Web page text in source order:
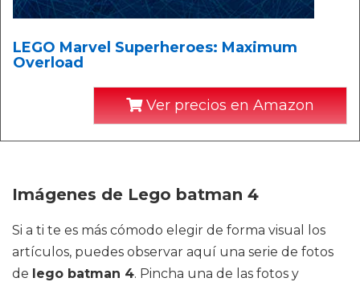
LEGO Marvel Superheroes: Maximum
Overload
Ver precios en Amazon
Imágenes de Lego batman 4
Si a ti te es más cómodo elegir de forma visual los
artículos, puedes observar aquí una serie de fotos
de lego batman 4. Pincha una de las fotos y